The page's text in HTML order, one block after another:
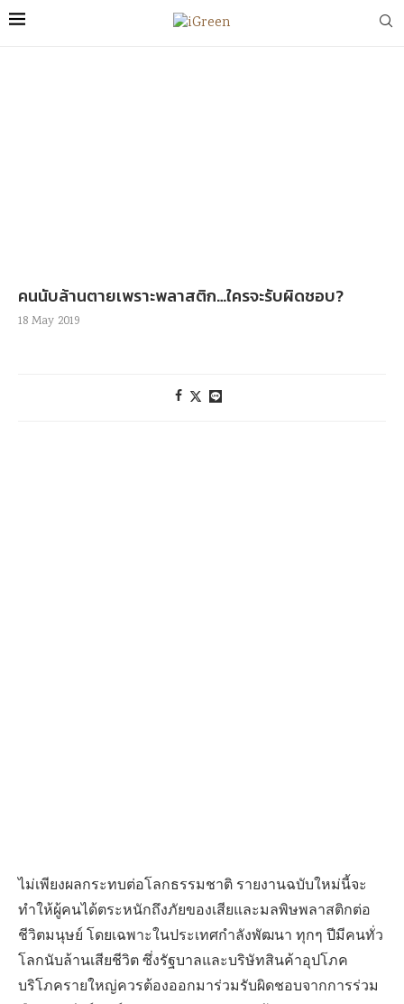
คนนับล้านตายเพราะพลาสติก…ใครจะรับผิดชอบ?
18 May 2019
ไม่เพียงผลกระทบต่อโลกธรรมชาติ รายงานฉบับใหม่นี้จะ
ทำให้ผู้คนได้ตระหนักถึงภัยของเสียและมลพิษพลาสติกต่อ
ชีวิตมนุษย์ โดยเฉพาะในประเทศกำลังพัฒนา ทุกๆ ปีมีคนทั่ว
โลกนับล้านเสียชีวิต ซึ่งรัฐบาลและบริษัทสินค้าอุปโภค
บริโภครายใหญ่ควรต้องออกมาร่วมรับผิดชอบจากการร่วม